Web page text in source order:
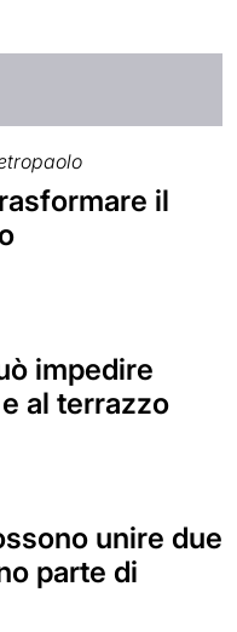
il
impedire
al terrazzo
unire due
parte di